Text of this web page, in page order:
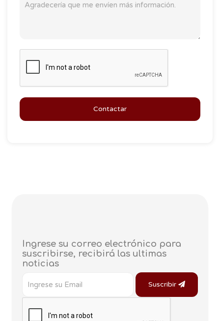
Contactar
Ingrese su correo electrónico para
suscribirse, recibirá las ultimas
noticias
Suscribir